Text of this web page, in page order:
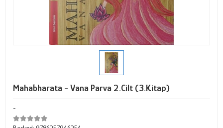
Mahabharata - Vana Parva 2.Cilt (3.Kitap)
-